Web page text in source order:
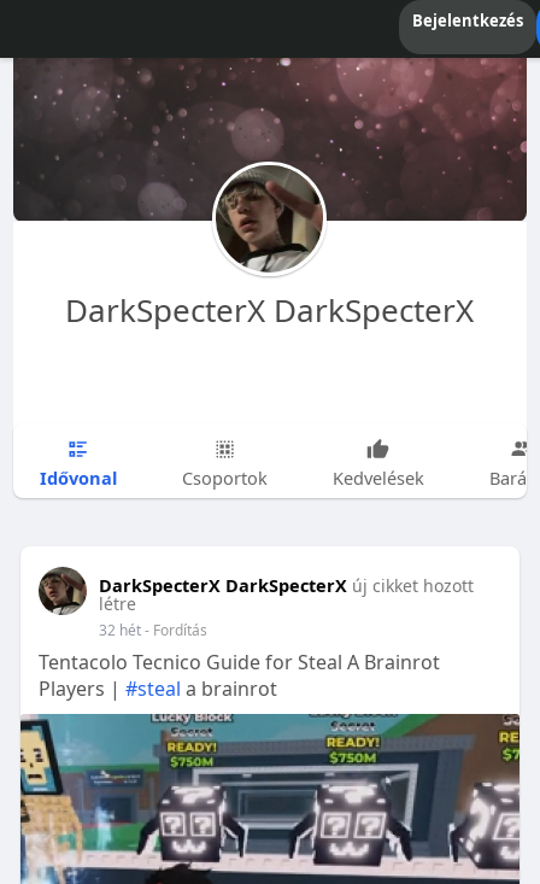
Bejelentkezés
DarkSpecterX DarkSpecterX
Idővonal Csoportok Kedvelések
DarkSpecterX DarkSpecterX új cikket hozott
létre
32 hét- Fordítás
Tentacolo Tecnico Guide for Steal A Brainrot
Players | #steal a brainrot